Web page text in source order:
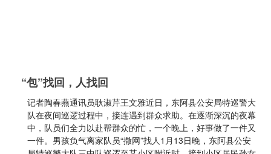
“包”找回，人找回
记者陶春燕通讯员耿淑芹王文雅近日，东阿县公安局特巡警大
队在夜间巡逻过程中，接连遇到群众求助。在逐渐深沉的夜幕
中，队员们全力以赴帮群众的忙，一个晚上，好事做了一件又
一件。男孩负气离家队员“撒网”找人1月13日晚，东阿县公安